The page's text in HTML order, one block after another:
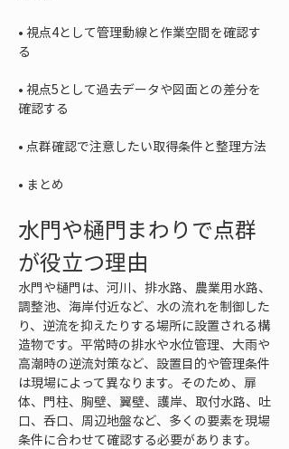
• 視点4として管理動線と作業空間を確認す
• 視点5として過去データや図面との差分を
•
• まとめ
水門や樋門まわりで点群
が役立つ理由
水門や樋門は、河川、排水路、農業用水路、
調整池、海岸付近など、水の流れを制御した
り、逆流を抑えたりする場所に設置される構
造物です。平常時の排水や水位管理、大雨や
高潮時の逆流対策など、設置目的や管理条件
は現場によって異なります。そのため、扉
体、門柱、胸壁、翼壁、護岸、取付水路、吐
口、呑口、周辺地盤など、多くの要素を現場
条件に合わせて確認する必要があります。